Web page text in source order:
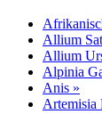
Allium
Allium
Alpinia
Anis »
Artemisia